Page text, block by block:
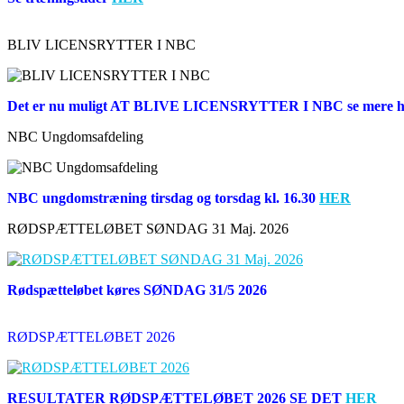
BLIV LICENSRYTTER I NBC
Det er nu muligt AT BLIVE LICENSRYTTER I NBC se mere
NBC Ungdomsafdeling
NBC ungdomstræning tirsdag og torsdag kl. 16.30 HER
RØDSPÆTTELØBET SØNDAG 31 Maj. 2026
Rødspætteløbet køres SØNDAG 31/5 2026
RØDSPÆTTELØBET 2026
RESULTATER RØDSPÆTTELØBET 2026 SE DET HER